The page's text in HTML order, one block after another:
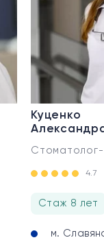
Куценко
4.7
Стаж 8 лет
м.